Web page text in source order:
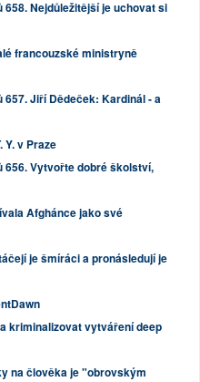
Nejdůležitější je uchovat si
francouzské ministryně
Jiří Dědeček: Kardinál - a
Y. v Praze
Vytvořte dobré školství,
Afghánce jako své
je šmíráci a pronásledují je
kriminalizovat vytváření deep
na člověka je "obrovským